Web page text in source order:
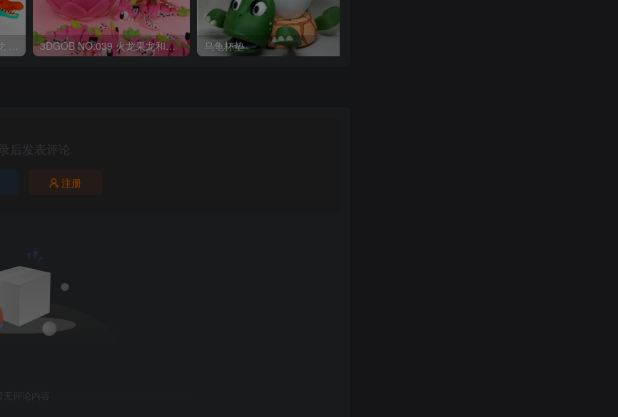
3DGOB NO:039 火龙果龙和龙蛋 DragonFruit_MiniDragon 乌龟杯垫
后发表评论
注册
暂无评论内容